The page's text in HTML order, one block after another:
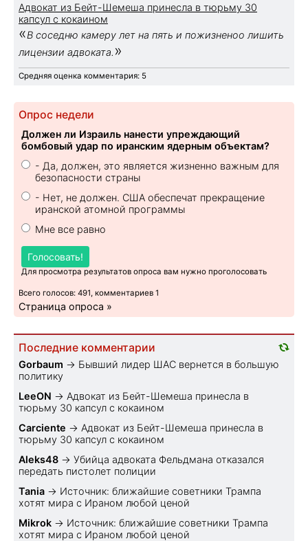
Адвокат из Бейт-Шемеша принесла в тюрьму 30
капсул с кокаином
«В соседню камеру лет на пять и пожизненоо лишить
лицензии адвоката. »
Средняя оценка комментария: 5
Опрос недели
Должен ли Израиль нанести упреждающий
бомбовый удар по иранским ядерным объектам?
- Да, должен, это является жизненно важным для
безопасности страны
- Нет, не должен. США обеспечат прекращение
иранской атомной программы
Мне все равно
Голосовать!
Для просмотра результатов опроса вам нужно проголосовать
Всего голосов: 491, комментариев 1
Страница опроса »
Последние комментарии
Gorbaum → Бывший лидер ШАС вернется в большую
политику
LeeON → Адвокат из Бейт-Шемеша принесла в
тюрьму 30 капсул с кокаином
Carciente → Адвокат из Бейт-Шемеша принесла в
тюрьму 30 капсул с кокаином
Aleks48 → Убийца адвоката Фельдмана отказался
передать пистолет полиции
Tania → Источник: ближайшие советники Трампа
хотят мира с Ираном любой ценой
Mikrok → Источник: ближайшие советники Трампа
хотят мира с Ираном любой ценой